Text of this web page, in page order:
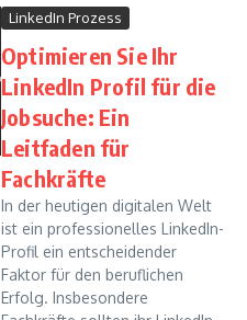
LinkedIn Prozess
Optimieren Sie Ihr
LinkedIn Profil für die
Jobsuche: Ein
Leitfaden für
Fachkräfte
In der heutigen digitalen Welt
ist ein professionelles LinkedIn-
Profil ein entscheidender
Faktor für den beruflichen
Erfolg. Insbesondere